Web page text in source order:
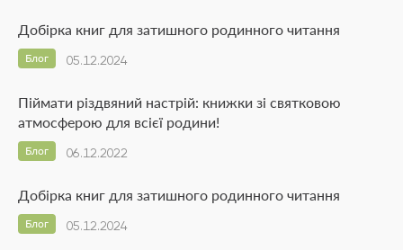
Добірка книг для затишного родинного читання
05.12.2024
Блог
Піймати різдвяний настрій: книжки зі святковою
атмосферою для всієї родини!
06.12.2022
Блог
Добірка книг для затишного родинного читання
05.12.2024
Блог